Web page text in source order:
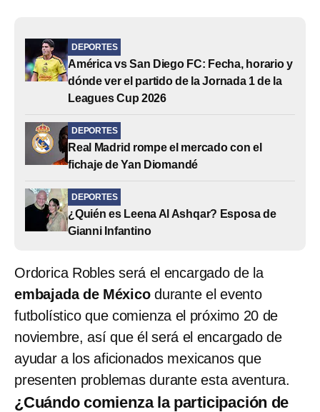
DEPORTES
América vs San Diego FC: Fecha, horario y
dónde ver el partido de la Jornada 1 de la
Leagues Cup 2026
DEPORTES
Real Madrid rompe el mercado con el
fichaje de Yan Diomandé
DEPORTES
¿Quién es Leena Al Ashqar? Esposa de
Gianni Infantino
Ordorica Robles será el encargado de la
embajada de Méxicodurante el evento
futbolístico que comienza el próximo 20 de
noviembre, así que él será el encargado de
ayudar a los aficionados mexicanos que
presenten problemas durante esta aventura.
¿Cuándo comienza la participación de